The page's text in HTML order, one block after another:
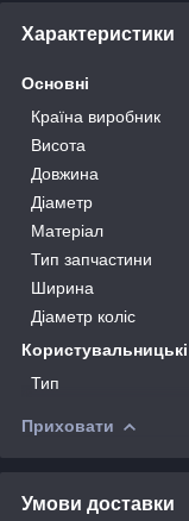
Характеристики
Основні
Країна виробник
Висота
Довжина
Діаметр
Матеріал
Тип запчастини
Ширина
Діаметр коліс
Тип
Приховати
Умови доставки